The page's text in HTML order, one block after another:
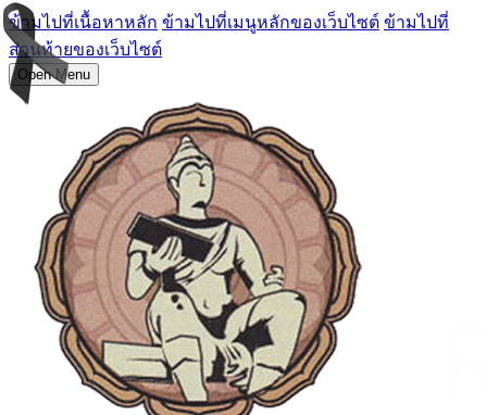
ข้ามไปที่เนื้อหาหลัก ข้ามไปที่เมนูหลักของเว็บไซต์ ข้ามไปที่
ส่วนท้ายของเว็บไซต์
Open Menu